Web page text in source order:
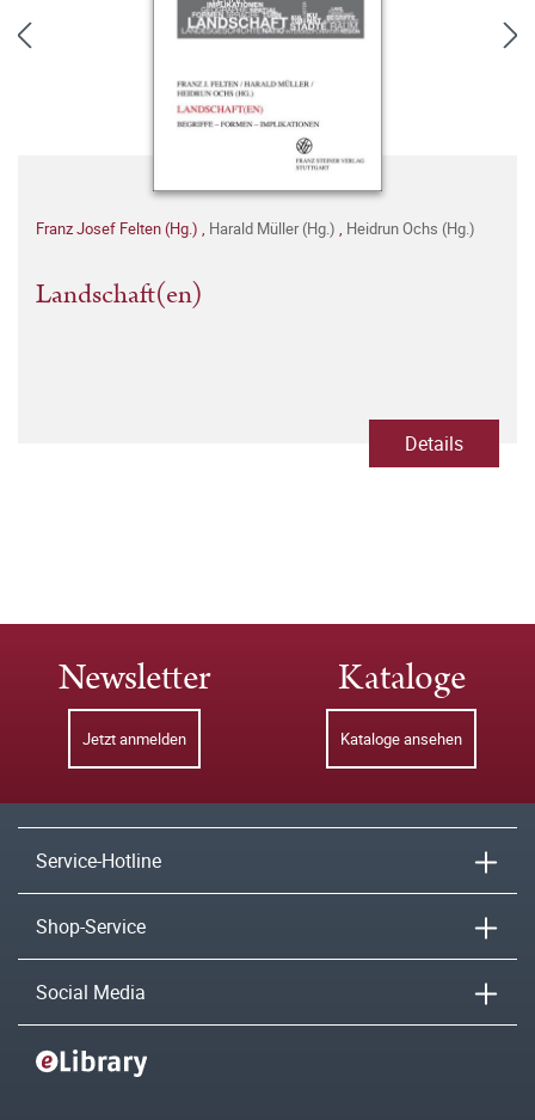
Franz Josef Felten (Hg.) , Harald Müller (Hg.) , Heidrun Ochs (Hg.)
Landschaft(en)
Details
Newsletter
Jetzt anmelden
Kataloge
Kataloge ansehen
Service-Hotline
Shop-Service
Social Media